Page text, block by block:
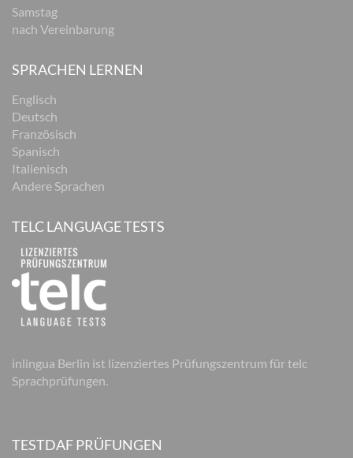
Samstag
nach Vereinbarung
SPRACHEN LERNEN
Englisch
Deutsch
Französisch
Spanisch
Italienisch
Andere Sprachen
TELC LANGUAGE TESTS
inlingua Berlin ist lizenziertes Prüfungszentrum für telc
Sprachprüfungen.
TESTDAF PRÜFUNGEN